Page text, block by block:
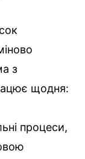
з
щодня:
процеси,